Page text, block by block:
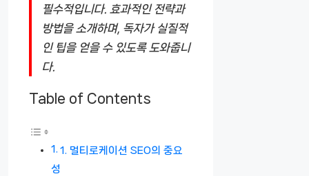
필수적입니다. 효과적인 전략과
방법을 소개하며, 독자가 실질적
인 팁을 얻을 수 있도록 도와줍니
다.
Table of Contents
1. 멀티로케이션 SEO의 중요
성